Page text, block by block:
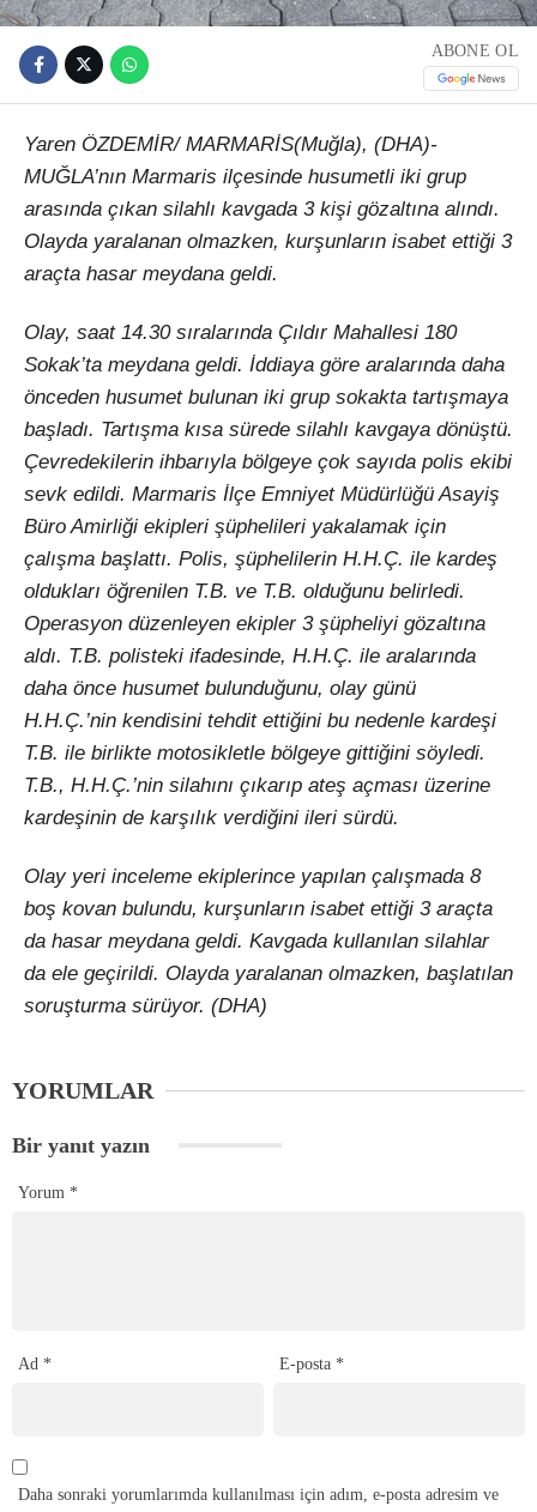
ABONE OL
Yaren ÖZDEMİR/ MARMARİS(Muğla), (DHA)-
MUĞLA’nın Marmaris ilçesinde husumetli iki grup
arasında çıkan silahlı kavgada 3 kişi gözaltına alındı.
Olayda yaralanan olmazken, kurşunların isabet ettiği 3
araçta hasar meydana geldi.
Olay, saat 14.30 sıralarında Çıldır Mahallesi 180
Sokak’ta meydana geldi. İddiaya göre aralarında daha
önceden husumet bulunan iki grup sokakta tartışmaya
başladı. Tartışma kısa sürede silahlı kavgaya dönüştü.
Çevredekilerin ihbarıyla bölgeye çok sayıda polis ekibi
sevk edildi. Marmaris İlçe Emniyet Müdürlüğü Asayiş
Büro Amirliği ekipleri şüphelileri yakalamak için
çalışma başlattı. Polis, şüphelilerin H.H.Ç. ile kardeş
oldukları öğrenilen T.B. ve T.B. olduğunu belirledi.
Operasyon düzenleyen ekipler 3 şüpheliyi gözaltına
aldı. T.B. polisteki ifadesinde, H.H.Ç. ile aralarında
daha önce husumet bulunduğunu, olay günü
H.H.Ç.’nin kendisini tehdit ettiğini bu nedenle kardeşi
T.B. ile birlikte motosikletle bölgeye gittiğini söyledi.
T.B., H.H.Ç.’nin silahını çıkarıp ateş açması üzerine
kardeşinin de karşılık verdiğini ileri sürdü.
Olay yeri inceleme ekiplerince yapılan çalışmada 8
boş kovan bulundu, kurşunların isabet ettiği 3 araçta
da hasar meydana geldi. Kavgada kullanılan silahlar
da ele geçirildi. Olayda yaralanan olmazken, başlatılan
soruşturma sürüyor. (DHA)
YORUMLAR
Bir yanıt yazın
Yorum *
Ad * E-posta *
Daha sonraki yorumlarımda kullanılması için adım, e-posta adresim ve